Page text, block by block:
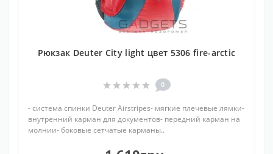
Рюкзак Deuter City light цвет 5306 fire-arctic
0
- система спинки Deuter Airstripes- мягкие плечевые лямки-
внутренний карман для документов- передний карман на
молнии- боковые сетчатые карманы..